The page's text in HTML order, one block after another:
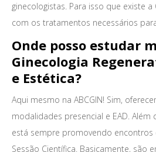
ginecologistas. Para isso que existe
com os tratamentos necessários
Onde posso estudar
Ginecologia
e Estética?
Aqui mesmo na ABCGIN! Sim,
modalidades presencial e EAD. Além
está sempre promovendo encontros
Sessão Científica. Basicamente, são